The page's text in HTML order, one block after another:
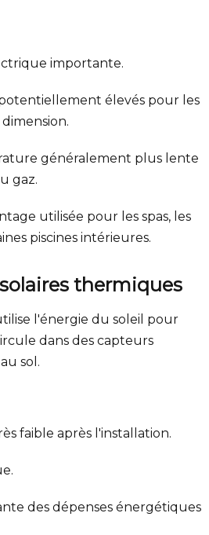
importante.
élevés pour les
généralement plus lente
gaz.
utilisée pour les spas, les
piscines intérieures.
thermiques
l'énergie du soleil pour
dans des capteurs
sol.
faible après l'installation.
des dépenses énergétiques